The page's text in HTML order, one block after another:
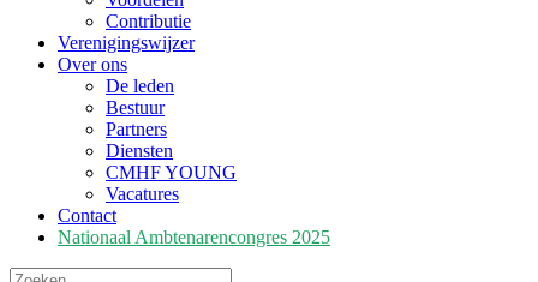
Contributie
Verenigingswijzer
Over ons
De leden
Bestuur
Partners
Diensten
CMHF YOUNG
Vacatures
Contact
Nationaal Ambtenarencongres 2025